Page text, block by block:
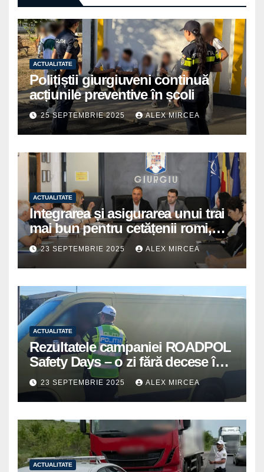
ACTUALITATE
Polițiștii giurgiuveni continuă
acțiunile preventive în școli
25 SEPTEMBRIE 2025 ALEX MIRCEA
ACTUALITATE
Integrarea și asigurarea unui trai
mai bun pentru cetățenii romi,
prioritate pentru instituțiile
publice giurgiuvene
23 SEPTEMBRIE 2025 ALEX MIRCEA
ACTUALITATE
Rezultatele campaniei ROADPOL
Safety Days – o zi fără decese în
trafic
23 SEPTEMBRIE 2025 ALEX MIRCEA
ACTUALITATE